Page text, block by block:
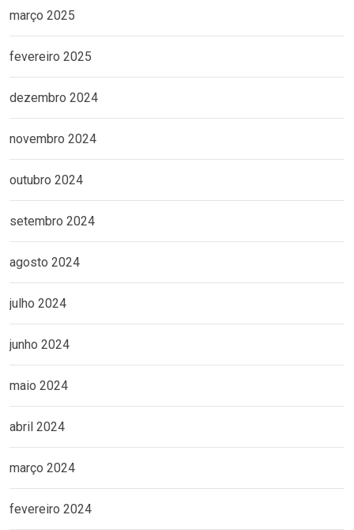
março 2025
fevereiro 2025
dezembro 2024
novembro 2024
outubro 2024
setembro 2024
agosto 2024
julho 2024
junho 2024
maio 2024
abril 2024
março 2024
fevereiro 2024